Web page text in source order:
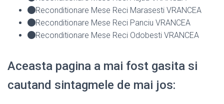
Reconditionare Mese Reci Marasesti VRANCEA
Reconditionare Mese Reci Panciu VRANCEA
Reconditionare Mese Reci Odobesti VRANCEA
Aceasta pagina a mai fost gasita si
cautand sintagmele de mai jos: